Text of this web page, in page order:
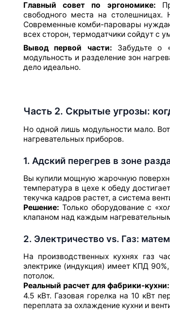
Главный совет по эргономике:
свободного места на столешницах.
Современные комби-паровары
всех сторон, термодатчики сойдут с
Вывод первой части: Забудьте о
модульность и разделение зон
дело идеально.
Часть 2. Скрытые угрозы:
Но одной лишь модульности мало.
нагревательных приборов.
1. Адский перегрев в зоне
Вы купили мощную жарочную
температура в цехе к обеду
текучка кадров растет, а система
Решение: Только оборудование с
клапаном над каждым
2. Электричество vs. Газ:
На производственных кухнях газ
электрике (индукция) имеет КПД
потолок.
Реальный расчет для фабрики-кухни:
4.5 кВт. Газовая горелка на 10 кВт
переплата за охлаждение кухни и